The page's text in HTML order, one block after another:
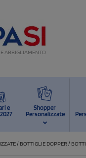
ABBIGLIAMENTO
e
Shopper
Personalizzate
/ BOTTIGLIE DOPPER /